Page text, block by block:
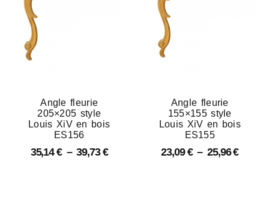
Angle fleurie
205×205 style
Louis XiV en bois
ES156
35,14€ – 39,73€
Angle fleurie
155×155 style
Louis XiV en bois
ES155
23,09€ – 25,96€